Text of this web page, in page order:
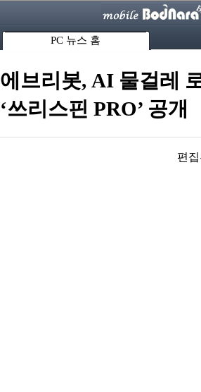
PC 뉴스 홈
에브리봇, AI 물걸레
‘쓰리스핀 PRO’ 공개
편집